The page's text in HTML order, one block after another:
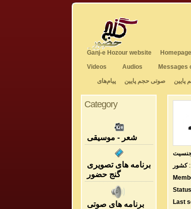
Ganj-e Hozour website Homepage
Videos
Audios Messages
پایین صوتی حجم پایین
پیام‌های
Category
شعر - موسیقی
برنامه های تصویری
گنج حضور
برنامه های صوتی
کشور :
Status
Last